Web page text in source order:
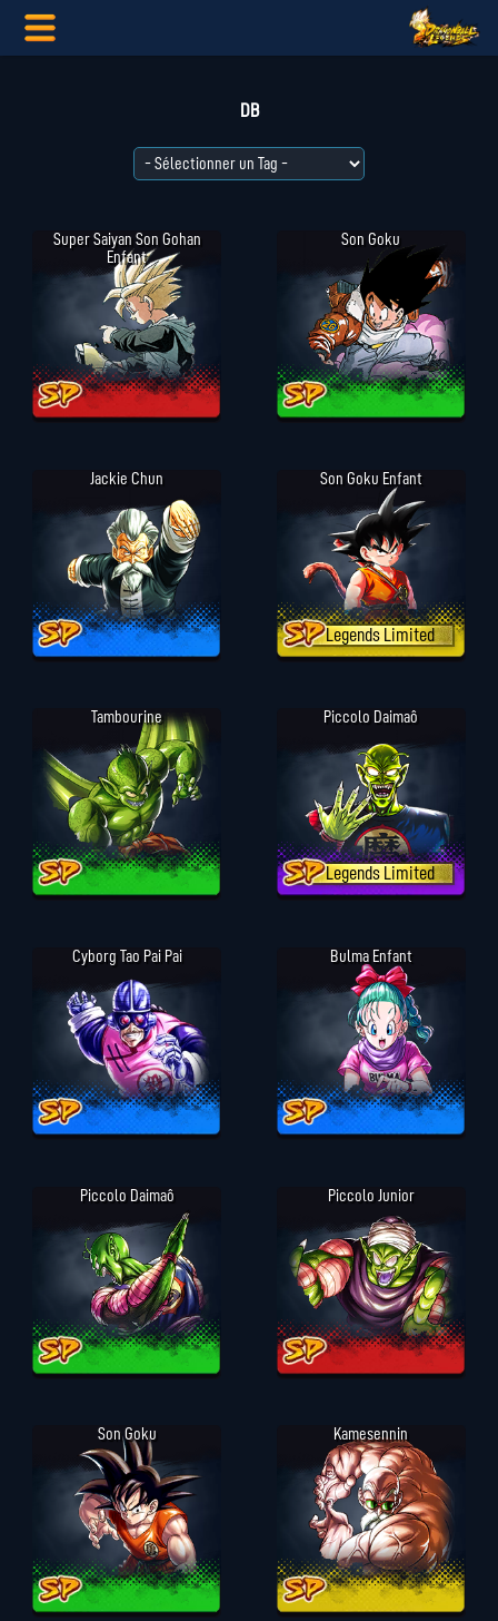
DB
Super Saiyan Son Gohan
Enfant
Son Goku
Jackie Chun Son Goku Enfant
Legends Limited
Tambourine Piccolo Daimaô
Legends Limited
Cyborg Tao Pai Pai Bulma Enfant
Piccolo Daimaô Piccolo Junior
Son Goku Kamesennin